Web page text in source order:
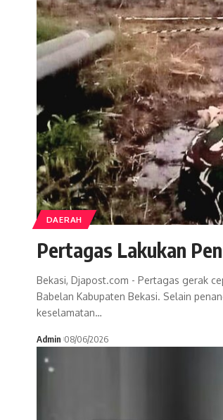
DAERAH
Pertagas Lakukan
Bekasi, Djapost.com - Pertagas gerak
Babelan Kabupaten Bekasi. Selain
keselamatan…
Admin 08/06/2026